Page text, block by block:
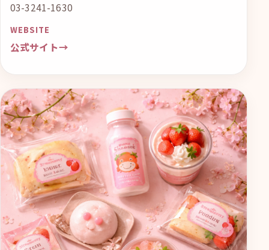
03-3241-1630
WEBSITE
公式サイト